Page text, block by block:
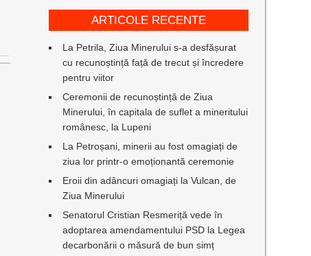
ARTICOLE RECENTE
La Petrila, Ziua Minerului s-a desfășurat
cu recunoștință față de trecut și încredere
pentru viitor
Ceremonii de recunoștință de Ziua
Minerului, în capitala de suflet a mineritului
românesc, la Lupeni
La Petroșani, minerii au fost omagiați de
ziua lor printr-o emoționantă ceremonie
Eroii din adâncuri omagiați la Vulcan, de
Ziua Minerului
Senatorul Cristian Resmeriță vede în
adoptarea amendamentului PSD la Legea
decarbonării o măsură de bun simț